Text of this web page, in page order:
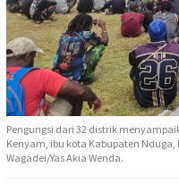
Pengungsi dari 32 distrik
Kenyam, ibu kota Kabupaten Nduga,
Wagadei/Yas Akia Wenda.